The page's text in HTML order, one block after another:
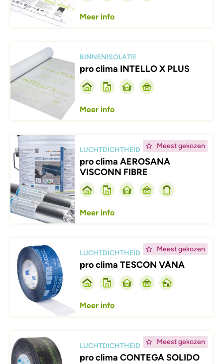
Meer info
Afbeelding
BINNENISOLATIE
pro clima INTELLO X PLUS
Meer info
Meest gekozen
Afbeelding
LUCHTDICHTHEID
pro clima AEROSANA
VISCONN FIBRE
Meer info
Meest gekozen
Afbeelding
LUCHTDICHTHEID
pro clima TESCON VANA
Meer info
Meest gekozen
Afbeelding
LUCHTDICHTHEID
pro clima CONTEGA SOLIDO